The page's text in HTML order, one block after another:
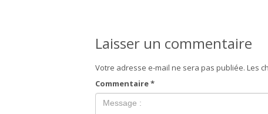
Laisser un commentaire
Votre adresse e-mail ne sera pas publiée. Les
Commentaire*